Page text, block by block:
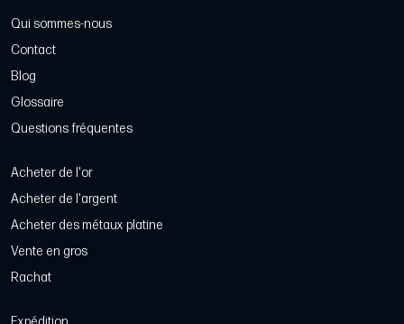
Qui sommes-nous
Contact
Blog
Glossaire
Questions fréquentes
Acheter de l'or
Acheter de l'argent
Acheter des métaux platine
Vente en gros
Rachat